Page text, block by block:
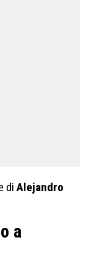
di Alejandro
a